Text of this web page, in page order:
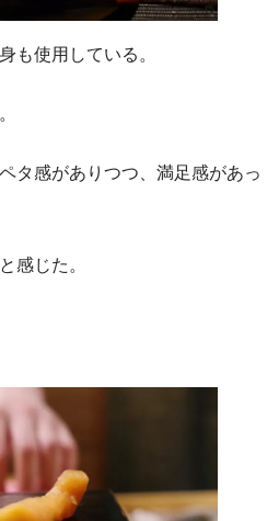
も使用している。
タ感がありつつ、満足感があっ
感じた。